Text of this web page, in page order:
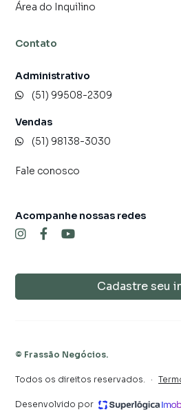
Área do Inquilino
Contato
Administrativo
(51) 99508-2309
Vendas
(51) 98138-3030
Fale conosco
Cadastre seu
Acompanhe nossas redes
© Frassão Negócios.
Todos os direitos reservados. ·
Desenvolvido por